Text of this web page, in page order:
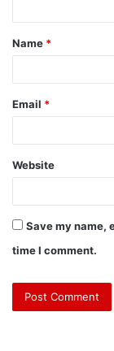
Name *
Email *
Website
Save my name,
time I comment.